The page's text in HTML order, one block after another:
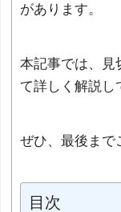
があります。
本記事では、見
て詳しく解説し
ぜひ、最後まで
目次